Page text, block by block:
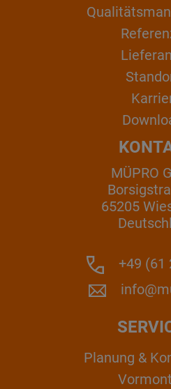
MÜPRO
65205
+49 (61
Planung &